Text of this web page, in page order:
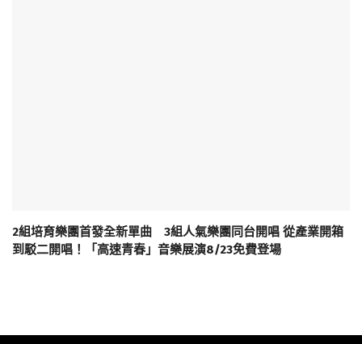
2組培育樂團首發全新單曲 3組人氣樂團同台開唱 從產業開箱
到駁二開唱！「高速青春」音樂展演8/23免費登場